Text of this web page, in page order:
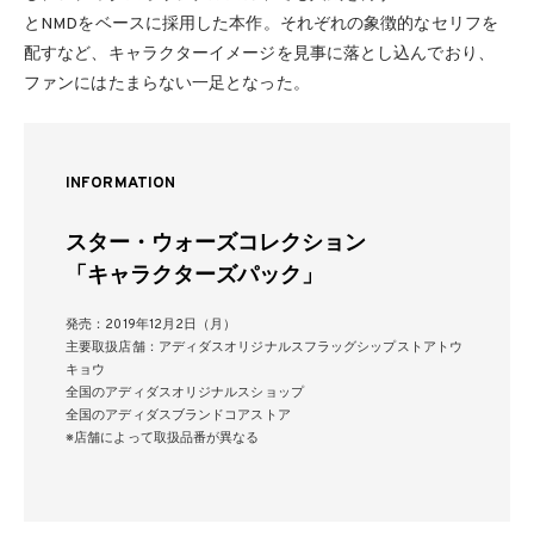
とNMDをベースに採用した本作。それぞれの象徴的なセリフを
配すなど、キャラクターイメージを見事に落とし込んでおり、
ファンにはたまらない一足となった。
INFORMATION
スター・ウォーズコレクション
「キャラクターズパック」
発売：2019年12月2日（月）
主要取扱店舗：アディダスオリジナルスフラッグシップストアトウ
キョウ
全国のアディダスオリジナルスショップ
全国のアディダスブランドコアストア
※店舗によって取扱品番が異なる